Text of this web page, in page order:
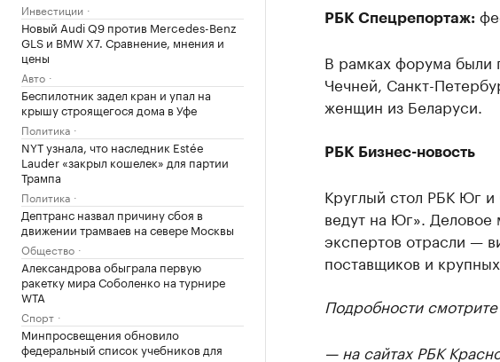
Инвестиции
Новый Audi Q9 против Mercedes-Benz
GLS и BMW X7. Сравнение, мнения и
цены
Авто
Беспилотник задел кран и упал на
крышу строящегося дома в Уфе
Политика
NYT узнала, что наследник Estée
Lauder «закрыл кошелек» для партии
Трампа
Политика
Дептранс назвал причину сбоя в
движении трамваев на севере Москвы
Общество
Александрова обыграла первую
ракетку мира Соболенко на турнире
WTA
Спорт
Минпросвещения обновило
федеральный список учебников для
РБК Спецрепортаж:
В рамках форума были
Чечней, Санкт-
женщин из Беларуси.
РБК Бизнес-новость
Круглый стол РБК Юг
ведут на Юг».
экспертов отрасли —
поставщиков и
Подробности смотрите
— на сайтах РБК